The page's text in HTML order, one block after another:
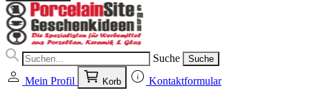
Suche Suche
Mein Profil Korb Kontaktformular